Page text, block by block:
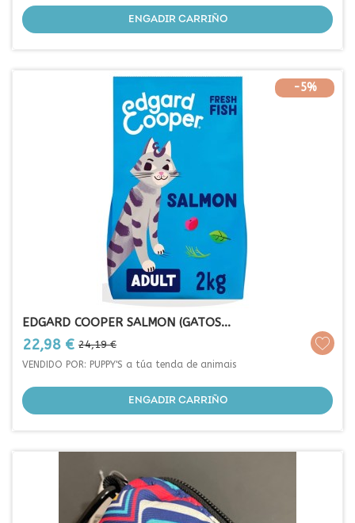
ENGADIR CARRIÑO
-5%
EDGARD COOPER SALMON (GATOS...
Prezo
22,98 € Prezo
base
24,19 €
VENDIDO POR: PUPPY'S a túa tenda de animais
ENGADIR CARRIÑO